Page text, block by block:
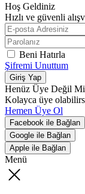
Hoş Geldiniz
Hızlı ve güvenli
Beni Hatırla
Şifremi Unuttum
Giriş Yap
Henüz Üye Değil
Kolayca üye
Hemen Üye Ol
Facebook ile Bağlan
Google ile Bağlan
Apple ile Bağlan
Menü